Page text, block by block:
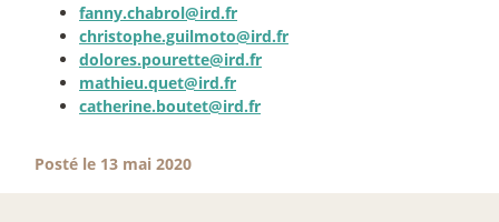
fanny.chabrol@ird.fr
christophe.guilmoto@ird.fr
dolores.pourette@ird.fr
mathieu.quet@ird.fr
catherine.boutet@ird.fr
Posté le 13 mai 2020